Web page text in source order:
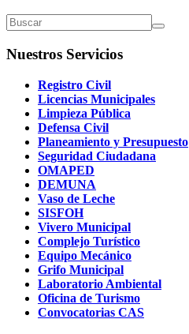
Nuestros Servicios
Registro Civil
Licencias Municipales
Limpieza Pública
Defensa Civil
Planeamiento y Presupuesto
Seguridad Ciudadana
OMAPED
DEMUNA
Vaso de Leche
SISFOH
Vivero Municipal
Complejo Turístico
Equipo Mecánico
Grifo Municipal
Laboratorio Ambiental
Oficina de Turismo
Convocatorias CAS